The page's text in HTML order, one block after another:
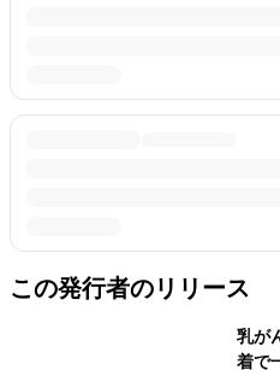
この発行者のリリース
乳が
着で